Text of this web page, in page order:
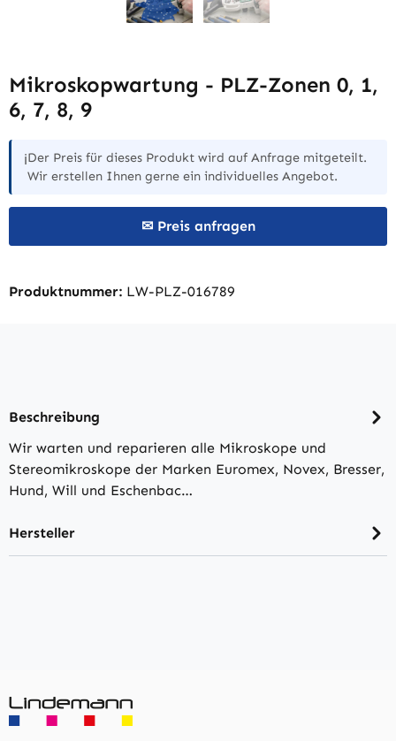
Mikroskopwartung - PLZ-Zonen 0, 1,
6, 7, 8, 9
ℹ️Der Preis für dieses Produkt wird auf Anfrage mitgeteilt.
Wir erstellen Ihnen gerne ein individuelles Angebot.
✉ Preis anfragen
Produktnummer: LW-PLZ-016789
Beschreibung
Wir warten und reparieren alle Mikroskope und
Stereomikroskope der Marken Euromex, Novex, Bresser,
Hund, Will und Eschenbac…
Hersteller